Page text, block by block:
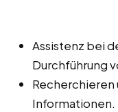
Assistenz bei
Durchführung
Recherchieren
Informationen.